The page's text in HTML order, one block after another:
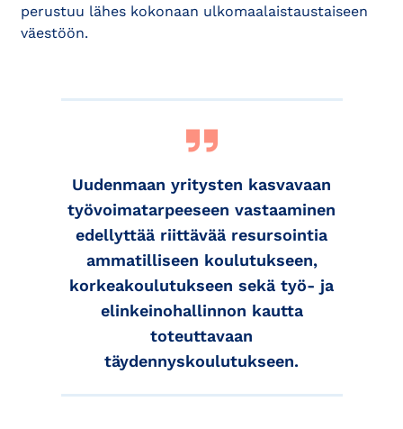
perustuu lähes kokonaan ulkomaalaistaustaiseen
väestöön.
Uudenmaan yritysten kasvavaan
työvoimatarpeeseen vastaaminen
edellyttää riittävää resursointia
ammatilliseen koulutukseen,
korkeakoulutukseen sekä työ- ja
elinkeinohallinnon kautta
toteuttavaan
täydennyskoulutukseen.